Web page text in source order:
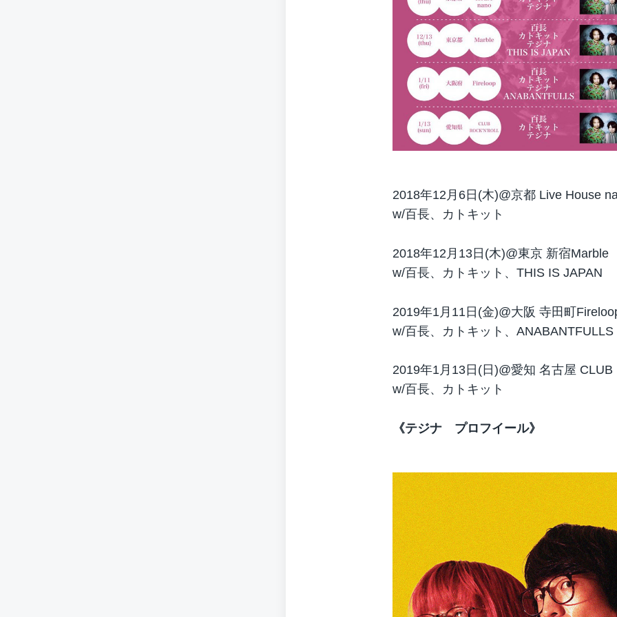
2018年12月6日(木)@京都 Live House
w/百長、カトキット
2018年12月13日(木)@東京 新宿Marble
w/百長、カトキット、THIS IS JAPAN
2019年1月11日(金)@大阪 寺田町
w/百長、カトキット、ANABANTFULLS
2019年1月13日(日)@愛知 名古屋 CLUB
w/百長、カトキット
《テジナ プロフイール》